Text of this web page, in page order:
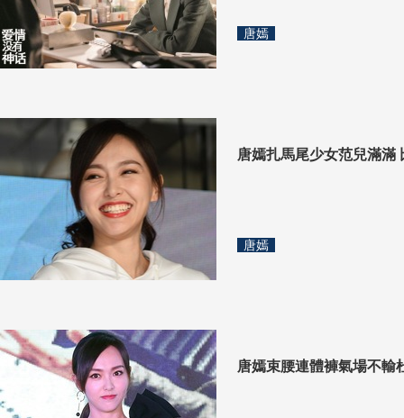
唐嫣
唐嫣扎馬尾少女范兒滿滿
唐嫣
唐嫣束腰連體褲氣場不輸